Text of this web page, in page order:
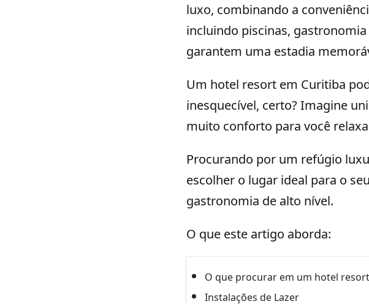
luxo, combinando a
incluindo piscinas,
garantem uma estadia
Um hotel resort em Curitiba
inesquecível, certo? Imagine
muito conforto para você
Procurando por um refúgio
escolher o lugar ideal para o
gastronomia de alto nível.
O que este artigo aborda:
O que procurar em um hotel
Instalações de Lazer